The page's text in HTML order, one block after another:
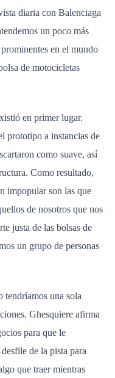
diaria con Balenciaga
un poco más
en el mundo
de motocicletas
en primer lugar.
prototipo a instancias de
como suave, así
Como resultado,
impopular son las que
de nosotros que nos
justa de las bolsas de
un grupo de personas
tendríamos una sola
Ghesquiere afirma
para que le
de la pista para
que traer mientras